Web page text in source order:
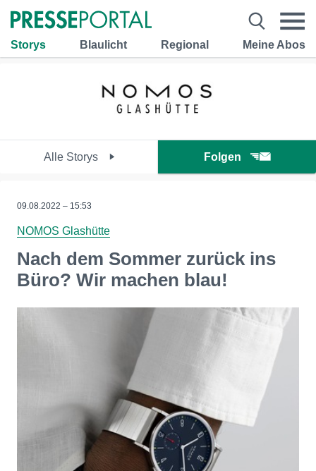
Storys Blaulicht Regional Meine Abos
Alle Storys Folgen
09.08.2022 – 15:53
NOMOS Glashütte
Nach dem Sommer zurück ins
Büro? Wir machen blau!